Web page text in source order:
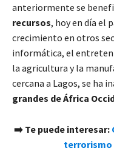
anteriormente se
recursos, hoy en día el
crecimiento en otros
informática, el
la agricultura y la
cercana a Lagos, se ha
grandes de África
➡️ Te puede interesar:
terrorismo